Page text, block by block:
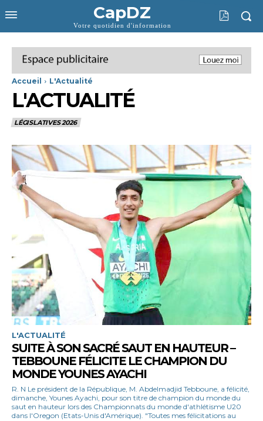
CapDZ
Votre quotidien d'information
Accueil L'Actualité
L'ACTUALITÉ
LÉGISLATIVES 2026
L'ACTUALITÉ
SUITE À SON SACRÉ SAUT EN HAUTEUR –
TEBBOUNE FÉLICITE LE CHAMPION DU
MONDE YOUNES AYACHI
R. N Le président de la République, M. Abdelmadjid Tebboune, a félicité,
dimanche, Younes Ayachi, pour son titre de champion du monde du
saut en hauteur lors des Championnats du monde d'athlétisme U20
dans l'Oregon (Etats-Unis d'Amérique). "Toutes mes félicitations au